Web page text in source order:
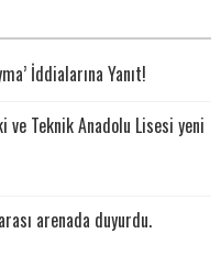
İddialarına Yanıt!
ve Teknik Anadolu Lisesi yeni
arenada duyurdu.